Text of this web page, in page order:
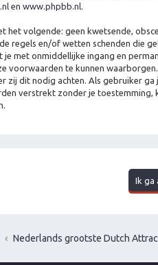
en www.phpbb.nl
het volgende: geen kwetsende,
regels en/of wetten schenden die
je met onmiddellijke ingang en
voorwaarden te kunnen
zij dit nodig achten. Als gebruiker
verstrekt zonder je toestemming,
Nederlands grootste Dutch